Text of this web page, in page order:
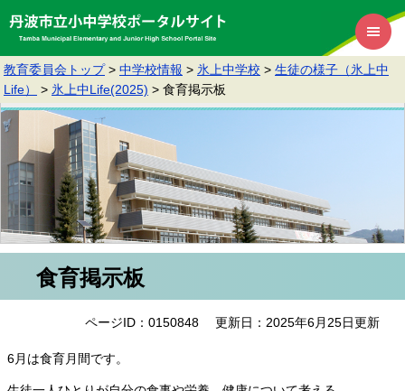
教育委員会トップ > 中学校情報 > 氷上中学校 > 生徒の様子（氷上中
Life）
> 氷上中Life(2025) > 食育掲示板
食育掲示板
ページID：0150848 更新日：2025年6月25日更新
6月は食育月間です。